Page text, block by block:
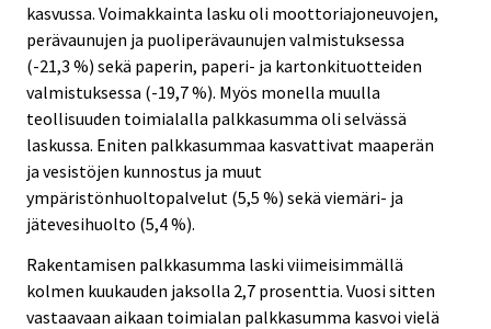
kasvussa. Voimakkainta lasku oli moottoriajoneuvojen,
perävaunujen ja puoliperävaunujen valmistuksessa
(-21,3 %) sekä paperin, paperi- ja kartonkituotteiden
valmistuksessa (-19,7 %). Myös monella muulla
teollisuuden toimialalla palkkasumma oli selvässä
laskussa. Eniten palkkasummaa kasvattivat maaperän
ja vesistöjen kunnostus ja muut
ympäristönhuoltopalvelut (5,5 %) sekä viemäri- ja
jätevesihuolto (5,4 %).
Rakentamisen palkkasumma laski viimeisimmällä
kolmen kuukauden jaksolla 2,7 prosenttia. Vuosi sitten
vastaavaan aikaan toimialan palkkasumma kasvoi vielä